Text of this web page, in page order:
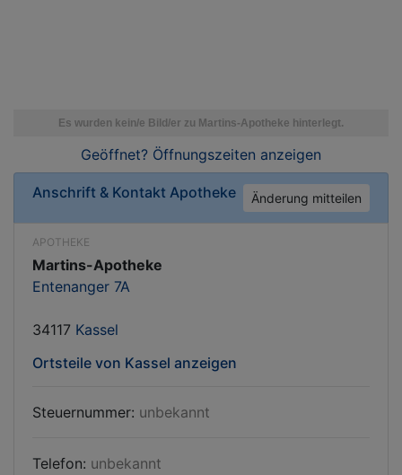
Geöffnet? Öffnungszeiten anzeigen
Anschrift & Kontakt Apotheke Änderung mitteilen
APOTHEKE
Martins-Apotheke
Entenanger 7A
34117 Kassel
Ortsteile von Kassel anzeigen
Steuernummer: unbekannt
Telefon: unbekannt